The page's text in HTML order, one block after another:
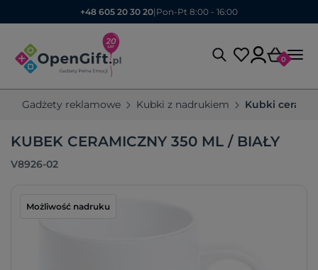
+48 605 20 30 20| Pon-Pt 8:00 - 16:00
0
Gadżety reklamowe Kubki z nadrukiem Kubki
KUBEK CERAMICZNY 350 ML / BIAŁY
V8926-02
Możliwość nadruku